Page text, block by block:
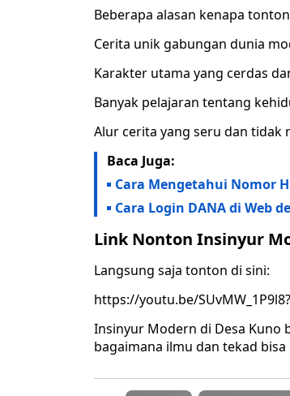
Beberapa alasan kenapa
Cerita unik gabungan dunia
Karakter utama yang cerdas
Banyak pelajaran tentang
Alur cerita yang seru dan tidak
Baca Juga:
Cara Mengetahui Nomor
Cara Login DANA di Web
Link Nonton Insinyur
Langsung saja tonton di sini:
https://youtu.be/
Insinyur Modern di Desa Kuno
bagaimana ilmu dan tekad